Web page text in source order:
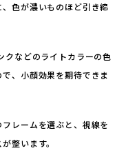
色が濃いものほど引き締
クなどのライトカラーの色
、小顔効果を期待できま
レームを選ぶと、視線を
整います。